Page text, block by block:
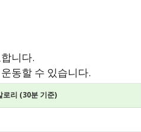
니다.
동할 수 있습니다.
로리 (30분 기준)